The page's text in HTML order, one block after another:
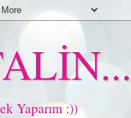
Yaparım :))